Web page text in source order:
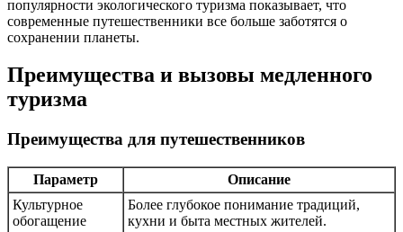
популярности экологического туризма показывает, что
современные путешественники все больше заботятся о
сохранении планеты.
Преимущества и вызовы медленного
туризма
Преимущества для путешественников
Параметр
Описание
Культурное
обогащение
Более глубокое понимание традиций,
кухни и быта местных жителей.